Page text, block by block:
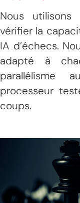
Nous
vérifier la
IA d’échecs.
adapté à
parallélisme
processeur
coups.